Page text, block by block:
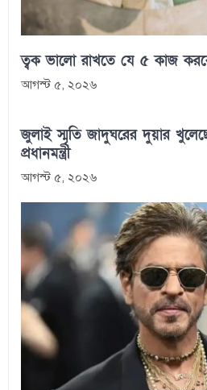
ত্বক ভালো রাখতে যে ৫ কাজ
আগস্ট ৫, ২০২৬
জুলাই স্মৃতি জাদুঘরের দুয়ার
প্রধানমন্ত্রী
আগস্ট ৫, ২০২৬